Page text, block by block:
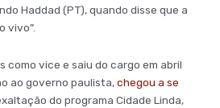
Haddad (PT), quando disse que a
vivo”.
como vice e saiu do cargo em abril
ao governo paulista,chegou a se
do programa Cidade Linda,